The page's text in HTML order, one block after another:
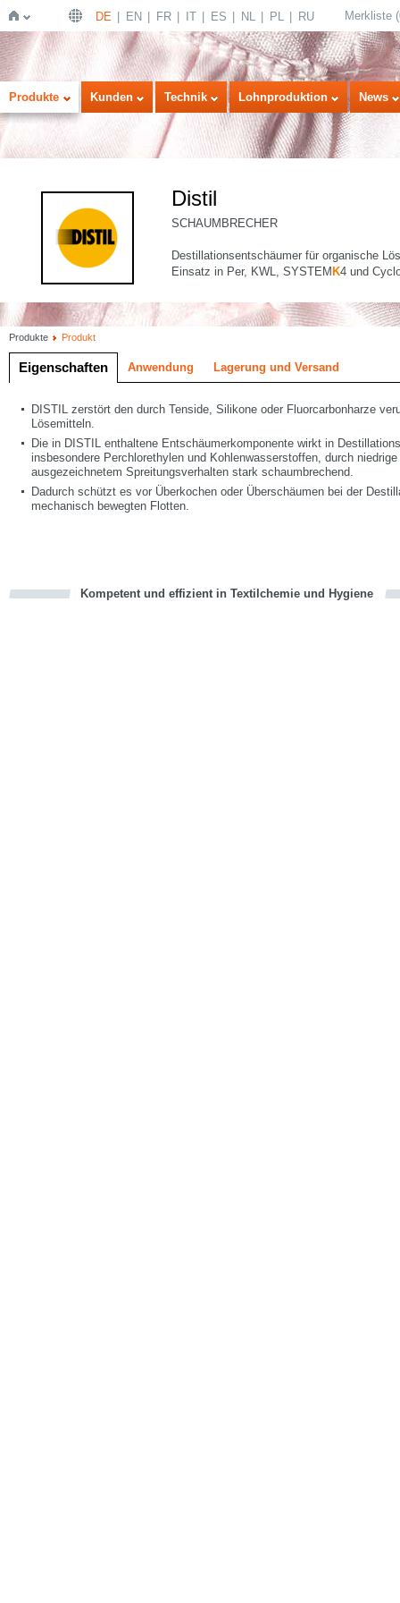
Startseite
DE EN FR IT ES NL PL RU Merkliste (
Produkte Kunden Technik Lohnproduktion News
Distil
SCHAUMBRECHER
Destillationsentschäumer für organische
Einsatz in Per, KWL, SYSTEM K4 und
Produkte Produkt
Eigenschaften Anwendung Lagerung und Versand
DISTIL zerstört den durch Tenside, Silikone oder Fluorcarbonharze
Lösemitteln.
Die in DISTIL enthaltene Entschäumerkomponente wirkt in
insbesondere Perchlorethylen und Kohlenwasserstoffen, durch
ausgezeichnetem Spreitungsverhalten stark schaumbrechend.
Dadurch schützt es vor Überkochen oder Überschäumen bei der
mechanisch bewegten Flotten.
Kompetent und effizient in Textilchemie und Hygiene